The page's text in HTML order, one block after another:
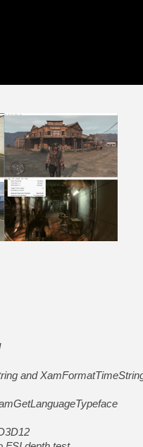
[Mo5] Deux inédits du
[GK] Le beat'em up The
[GK] Endless Legend 2 :
[LS] [PS5] Le WebKit
[GK] Oubliez Crazy Taxi,
[LS] [Switch] NSZ 5.0.0
[GK] No More Room in
[GK] Agenda - GeForce
and